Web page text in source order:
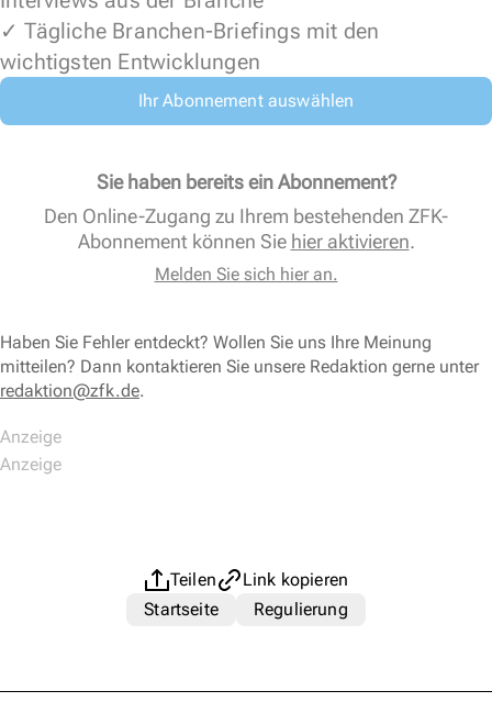
✓ Tägliche Branchen-Briefings mit den
wichtigsten Entwicklungen
Ihr Abonnement auswählen
Sie haben bereits ein Abonnement?
Den Online-Zugang zu Ihrem bestehenden ZFK-
Abonnement können Sie hier aktivieren.
Melden Sie sich hier an.
Haben Sie Fehler entdeckt? Wollen Sie uns Ihre Meinung
mitteilen? Dann kontaktieren Sie unsere Redaktion gerne unter
redaktion@zfk.de.
Teilen
Link kopieren
Startseite
Regulierung